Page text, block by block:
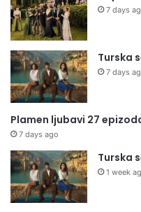
7 days
Turska
7 days
Plamen ljubavi 27
7 days ago
Turska
1 week